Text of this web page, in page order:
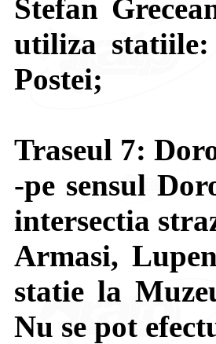
Stefan
utiliza
Postei;
Traseul 7:
-pe sensul
intersectia
Armasi,
statie la
Nu se pot